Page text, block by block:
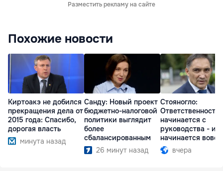
Разместить рекламу на сайте
Похожие новости
Киртоакэ не добился
прекращения дела от
2015 года: Спасибо,
дорогая власть
минута назад
Санду: Новый проект
бюджетно-налоговой
политики выглядит
более
сбалансированным
26 минут назад
Стояногло:
Ответственность
начинается с
руководства -
начинается вовсе
вчера